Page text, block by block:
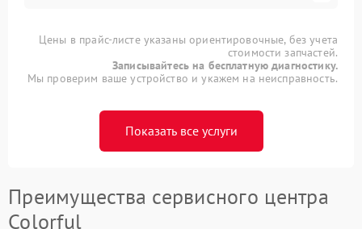
Цены в прайс-листе указаны ориентировочные, без учета
стоимости запчастей.
Записывайтесь на бесплатную диагностику.
Мы проверим ваше устройство и укажем на неисправность.
Показать все услуги
Преимущества сервисного центра
Colorful